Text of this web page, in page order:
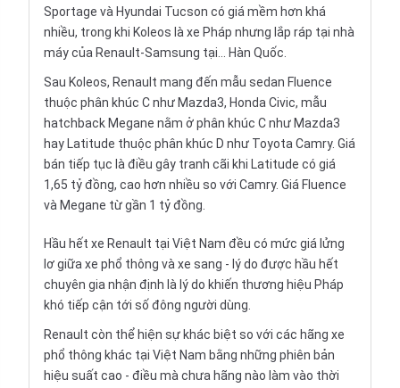
Sportage và Hyundai Tucson có giá mềm hơn khá
nhiều, trong khi Koleos là xe Pháp nhưng lắp ráp tại nhà
máy của Renault-Samsung tại... Hàn Quốc.
Sau Koleos, Renault mang đến mẫu sedan Fluence
thuộc phân khúc C như Mazda3, Honda Civic, mẫu
hatchback Megane nằm ở phân khúc C như Mazda3
hay Latitude thuộc phân khúc D như Toyota Camry. Giá
bán tiếp tục là điều gây tranh cãi khi Latitude có giá
1,65 tỷ đồng, cao hơn nhiều so với Camry. Giá Fluence
và Megane từ gần 1 tỷ đồng.
Hầu hết xe Renault tại Việt Nam đều có mức giá lửng
lơ giữa xe phổ thông và xe sang - lý do được hầu hết
chuyên gia nhận định là lý do khiến thương hiệu Pháp
khó tiếp cận tới số đông người dùng.
Renault còn thể hiện sự khác biệt so với các hãng xe
phổ thông khác tại Việt Nam bằng những phiên bản
hiệu suất cao - điều mà chưa hãng nào làm vào thời